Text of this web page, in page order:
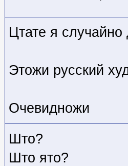
Цтате я
Этожи русский
Очевидножи
Што?
Што ято?